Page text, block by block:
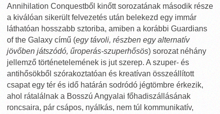
Annihilation Conquestből kinőtt sorozatának második része
a kiválóan sikerült felvezetés után belekezd egy immár
láthatóan hosszabb sztoriba, amiben a korábbi Guardians
of the Galaxy című (egy távoli, részben egy alternatív
jövőben játszódó, űroperás-szuperhősös) sorozat néhány
jellemző történetelemének is jut szerep. A szuper- és
antihősökből szórakoztatóan és kreatívan összeállított
csapat egy tér és idő határán sodródó jégtömbre érkezik,
ahol rátalálnak a Bosszú Angyalai főhadiszállásának
roncsaira, pár csápos, nyálkás, nem túl kommunikatív,